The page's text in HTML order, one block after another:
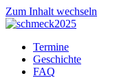
Zum Inhalt wechseln
Termine
Geschichte
FAQ